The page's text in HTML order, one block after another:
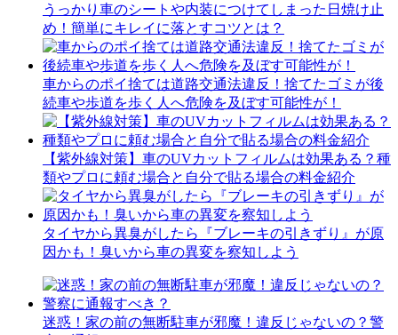
うっかり車のシートや内装につけてしまった日焼け止
め！簡単にキレイに落とすコツとは？
車からのポイ捨ては道路交通法違反！捨てたゴミが後
続車や歩道を歩く人へ危険を及ぼす可能性が！
【紫外線対策】車のUVカットフィルムは効果ある？種
類やプロに頼む場合と自分で貼る場合の料金紹介
タイヤから異臭がしたら『ブレーキの引きずり』が原
因かも！臭いから車の異変を察知しよう
迷惑！家の前の無断駐車が邪魔！違反じゃないの？警